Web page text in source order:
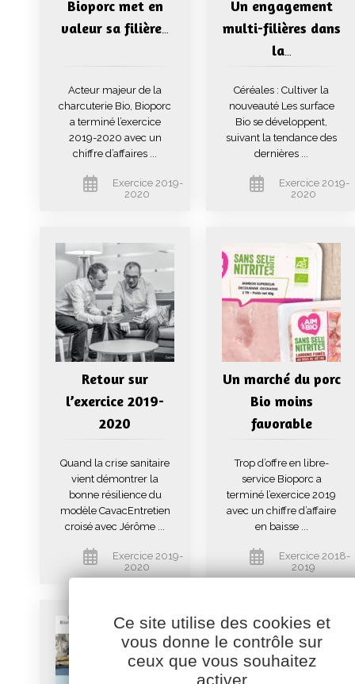
Bioporc met en
valeur sa filière
Acteur majeur de la
charcuterie Bio, Bioporc
a terminé l’exercice
2019-2020 avec un
chiffre d’affaires ...
Exercice 2019-
2020
Un engagement
multi-filières dans
la…
Céréales : Cultiver la
nouveauté Les surface
Bio se développent,
suivant la tendance des
dernières ...
Exercice 2019-
2020
Retour sur
l’exercice 2019-
2020
Quand la crise sanitaire
vient démontrer la
bonne résilience du
modèle CavacEntretien
croisé avec Jérôme ...
Exercice 2019-
2020
Un marché du porc
Bio moins
favorable
Trop d’offre en libre-
service Bioporc a
terminé l’exercice 2019
avec un chiffre d’affaire
en baisse ...
Exercice 2018-
2019
Ce site utilise des cookies et
vous donne le contrôle sur
ceux que vous souhaitez
activer